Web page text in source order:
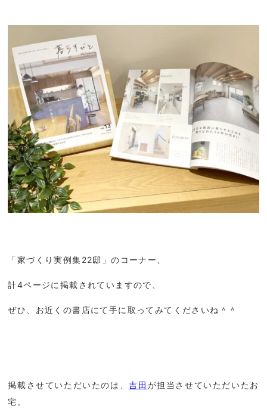
「家づくり実例集22邸」のコーナー、
計4ページに掲載されていますので、
ぜひ、お近くの書店にて手に取ってみてくださいね＾＾
掲載させていただいたのは、吉田 が担当させていただいたお
宅。